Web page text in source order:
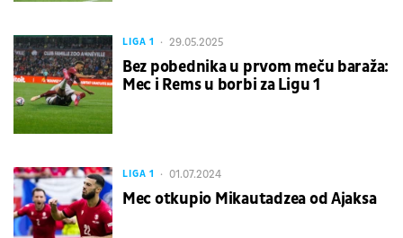
LIGA 1 29.05.2025
Bez pobednika u prvom meču baraža:
Mec i Rems u borbi za Ligu 1
LIGA 1 01.07.2024
Mec otkupio Mikautadzea od Ajaksa